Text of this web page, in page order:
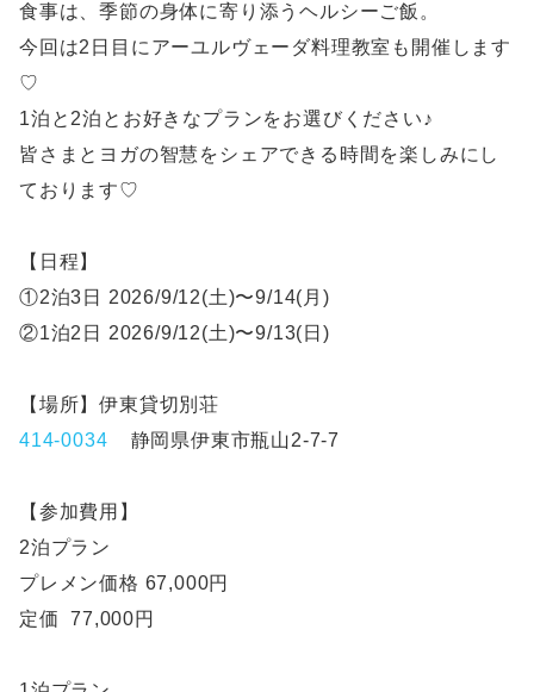
食事は、季節の身体に寄り添うヘルシーご飯。
今回は2日目にアーユルヴェーダ料理教室も開催します
♡
1泊と2泊とお好きなプランをお選びください♪
皆さまとヨガの智慧をシェアできる時間を楽しみにし
ております♡
【日程】
①2泊3日 2026/9/12(土)〜9/14(月)
②1泊2日 2026/9/12(土)〜9/13(日)
【場所】伊東貸切別荘
414-0034 静岡県伊東市瓶山2-7-7
【参加費用】
2泊プラン
プレメン価格 67,000円
定価 77,000円